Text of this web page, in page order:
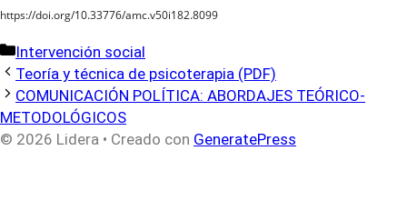
https://doi.org/10.33776/amc.v50i182.8099
Categorías
Intervención social
Teoría y técnica de psicoterapia (PDF)
COMUNICACIÓN POLÍTICA: ABORDAJES TEÓRICO-
METODOLÓGICOS
© 2026 Lidera • Creado con GeneratePress